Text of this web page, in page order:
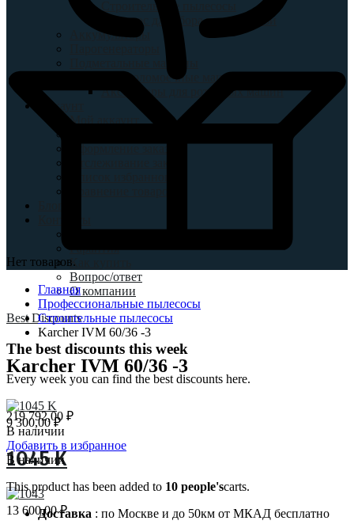
Строительные пылесосы
Пылесос для сбора воды и грязи
Аккумуляторы
Подметальные машины
Роторные поломоечные машины
Аксессуары для роторных машин
Аккаунт
Мой аккаунт
Оформление заказа
Доставка
Гарантия
Как купить
Вопрос/ответ
О компании
Best Discounts
The best discounts this week
Every week you can find the best discounts here.
9 300,00₽
1045 K
13 600,00₽
Нет товаров.
Главная
Профессиональные пылесосы
Строительные пылесосы
Karcher IVM 60/36 -3
Karcher IVM 60/36 -3
219 792,00 ₽
В наличии
Добавить в избранное
В наличии
This product has been added to 10 people'scarts.
Доставка : по Москве и до 50км от МКАД бесплатно